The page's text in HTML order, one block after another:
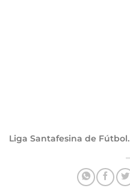
Liga Santafesina de Fútbol.